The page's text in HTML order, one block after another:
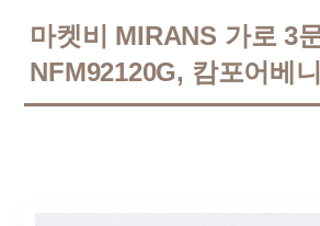
마켓비 MIRANS 가로 3
NFM92120G, 캄포어베